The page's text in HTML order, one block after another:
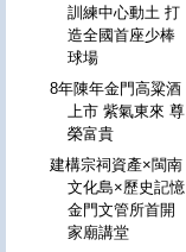
訓練中心動土 打
造全國首座少棒
球場
8年陳年金門高粱酒
上市 紫氣東來 尊
榮富貴
建構宗祠資產×閩南
文化島×歷史記憶
金門文管所首開
家廟講堂